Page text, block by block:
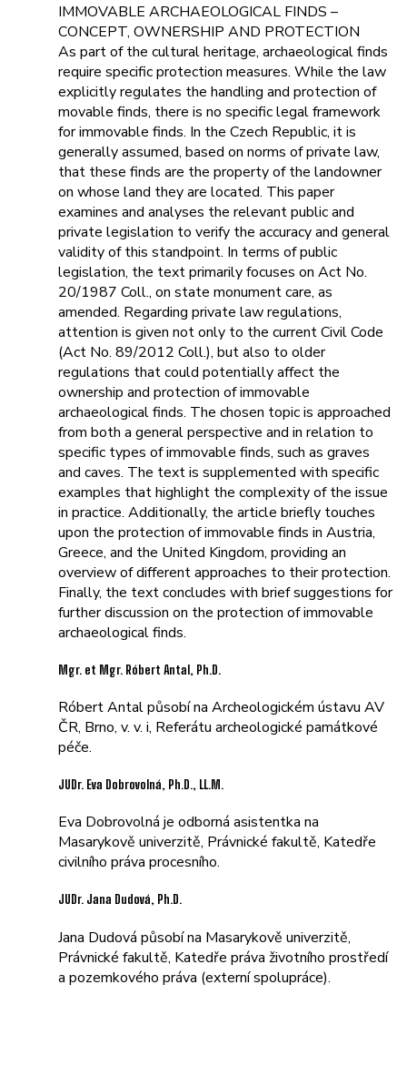
IMMOVABLE ARCHAEOLOGICAL FINDS –
CONCEPT, OWNERSHIP AND PROTECTION
As part of the cultural heritage, archaeological finds
require specific protection measures. While the law
explicitly regulates the handling and protection of
movable finds, there is no specific legal framework
for immovable finds. In the Czech Republic, it is
generally assumed, based on norms of private law,
that these finds are the property of the landowner
on whose land they are located. This paper
examines and analyses the relevant public and
private legislation to verify the accuracy and general
validity of this standpoint. In terms of public
legislation, the text primarily focuses on Act No.
20/1987 Coll., on state monument care, as
amended. Regarding private law regulations,
attention is given not only to the current Civil Code
(Act No. 89/2012 Coll.), but also to older
regulations that could potentially affect the
ownership and protection of immovable
archaeological finds. The chosen topic is approached
from both a general perspective and in relation to
specific types of immovable finds, such as graves
and caves. The text is supplemented with specific
examples that highlight the complexity of the issue
in practice. Additionally, the article briefly touches
upon the protection of immovable finds in Austria,
Greece, and the United Kingdom, providing an
overview of different approaches to their protection.
Finally, the text concludes with brief suggestions for
further discussion on the protection of immovable
archaeological finds.
Mgr. et Mgr. Róbert Antal, Ph.D.
Róbert Antal působí na Archeologickém ústavu AV
ČR, Brno, v. v. i, Referátu archeologické památkové
péče.
JUDr. Eva Dobrovolná, Ph.D., LL.M.
Eva Dobrovolná je odborná asistentka na
Masarykově univerzitě, Právnické fakultě, Katedře
civilního práva procesního.
JUDr. Jana Dudová, Ph.D.
Jana Dudová působí na Masarykově univerzitě,
Právnické fakultě, Katedře práva životního prostředí
a pozemkového práva (externí spolupráce).